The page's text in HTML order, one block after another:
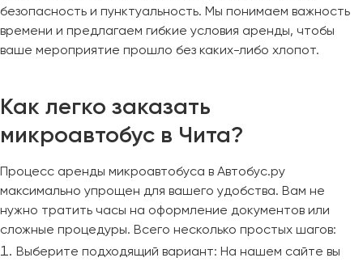
безопасность и пунктуальность. Мы понимаем важность
времени и предлагаем гибкие условия аренды, чтобы
ваше мероприятие прошло без каких-либо хлопот.
Как легко заказать
микроавтобус в Чита?
Процесс аренды микроавтобуса в Автобус.ру
максимально упрощен для вашего удобства. Вам не
нужно тратить часы на оформление документов или
сложные процедуры. Всего несколько простых шагов:
Выберите подходящий вариант: На нашем сайте вы